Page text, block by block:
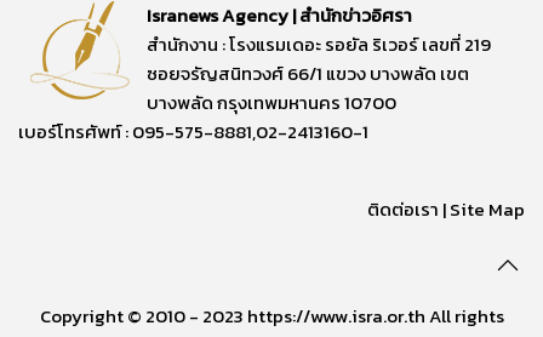
Isranews Agency | สำนักข่าวอิศรา
สำนักงาน : โรงแรมเดอะ รอยัล ริเวอร์ เลขที่ 219
ซอยจรัญสนิทวงศ์ 66/1 แขวง บางพลัด เขต
บางพลัด กรุงเทพมหานคร 10700
เบอร์โทรศัพท์ : 095-575-8881,02-2413160-1
ติดต่อเรา |Site Map
Copyright © 2010 - 2023 https://www.isra.or.th All rights